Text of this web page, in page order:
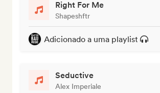
Right For Me
Shapeshftr
Adicionado a uma playlist
Seductive
Alex Imperiale